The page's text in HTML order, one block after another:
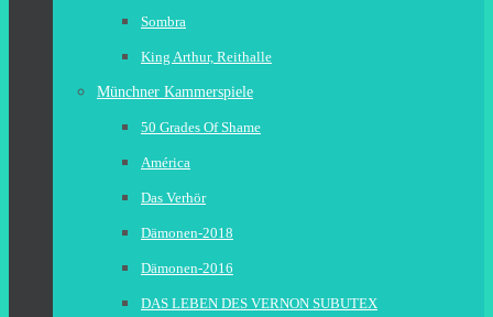
Sombra
King Arthur, Reithalle
Münchner Kammerspiele
50 Grades Of Shame
América
Das Verhör
Dämonen-2018
Dämonen-2016
DAS LEBEN DES VERNON SUBUTEX